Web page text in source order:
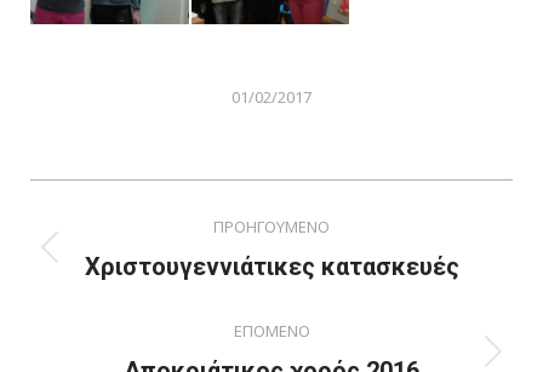
01/02/2017
navigation
ΠΡΟΗΓΟΥΜΕΝΟ
Previous
Χριστουγεννιάτικες κατασκευές
ΕΠΟΜΕΝΟ
Next